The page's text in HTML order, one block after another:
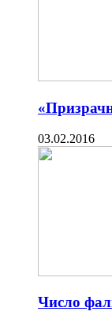
03.02.2016
Число